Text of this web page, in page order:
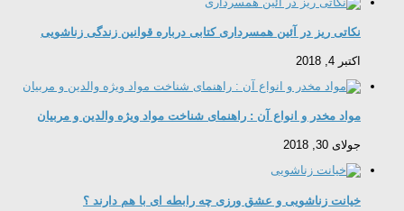
نکاتی ریز در آئین ھمسرداری کتابی درباره قوانین زندگی زناشویی
اکتبر 4, 2018
مواد مخدر و انواع آن : راهنمای شناخت مواد ویژه والدین و مربیان
جولای 30, 2018
خیانت زناشویی و عشق ورزی چه رابطه ای با هم دارند ؟